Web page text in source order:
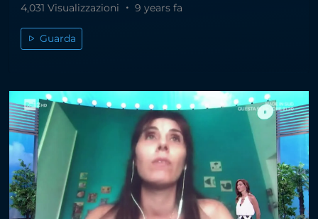
4,031 Visualizzazioni 9 years fa
Guarda